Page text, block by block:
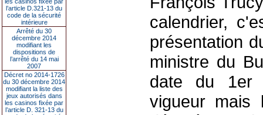
l’article D.321-13 du
code de la sécurité
intérieure
Arrêté du 30
décembre 2014
modifiant les
dispositions de
l’arrêté du 14 mai
2007
Décret no 2014-1726
du 30 décembre 2014
modifiant la liste des
jeux autorisés dans
les casinos fixée par
l’article D. 321-13 du
calendrier,
présentation
ministre du
date du 1er
vigueur